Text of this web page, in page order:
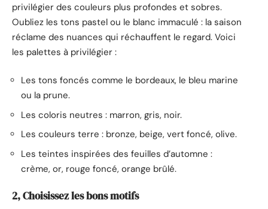
privilégier des couleurs plus profondes et sobres.
Oubliez les tons pastel ou le blanc immaculé : la saison
réclame des nuances qui réchauffent le regard. Voici
les palettes à privilégier :
Les tons foncés comme le bordeaux, le bleu marine
ou la prune.
Les coloris neutres : marron, gris, noir.
Les couleurs terre : bronze, beige, vert foncé, olive.
Les teintes inspirées des feuilles d’automne :
crème, or, rouge foncé, orange brûlé.
2, Choisissez les bons motifs